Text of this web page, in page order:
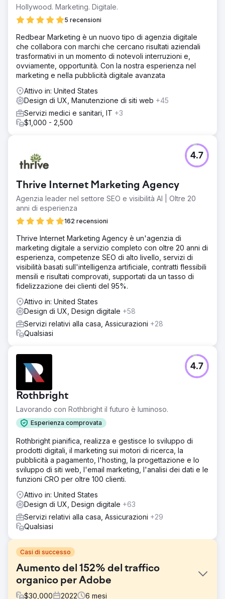
Hollywood. Marketing. Digitale.
5 recensioni
Redbear Marketing è un nuovo tipo di agenzia digitale
che collabora con marchi che cercano risultati aziendali
trasformativi in un momento di notevoli interruzioni e,
ovviamente, opportunità. Con la nostra esperienza nel
marketing e nella pubblicità digitale avanzata
Attivo in: United States
Design di UX, Manutenzione di siti web +45
Servizi medici e sanitari, IT +3
$1,000 - 2,500
Thrive Internet Marketing Agency
Agenzia leader nel settore SEO e visibilità AI | Oltre 20
anni di esperienza
162 recensioni
4.7
Thrive Internet Marketing Agency è un'agenzia di
marketing digitale a servizio completo con oltre 20 anni di
esperienza, competenze SEO di alto livello, servizi di
visibilità basati sull'intelligenza artificiale, contratti flessibili
mensili e risultati comprovati, supportati da un tasso di
fidelizzazione dei clienti del 95%.
Attivo in: United States
Design di UX, Design digitale +58
Servizi relativi alla casa, Assicurazioni +28
Qualsiasi
Rothbright
Lavorando con Rothbright il futuro è luminoso.
Esperienza comprovata
4.7
Rothbright pianifica, realizza e gestisce lo sviluppo di
prodotti digitali, il marketing sui motori di ricerca, la
pubblicità a pagamento, l'hosting, la progettazione e lo
sviluppo di siti web, l'email marketing, l'analisi dei dati e le
funzioni CRO per oltre 100 clienti.
Attivo in: United States
Design di UX, Design digitale +63
Servizi relativi alla casa, Assicurazioni +29
Qualsiasi
Casi di successo
Aumento del 152% del traffico
organico per Adobe
$30,000 2022 6 mesi